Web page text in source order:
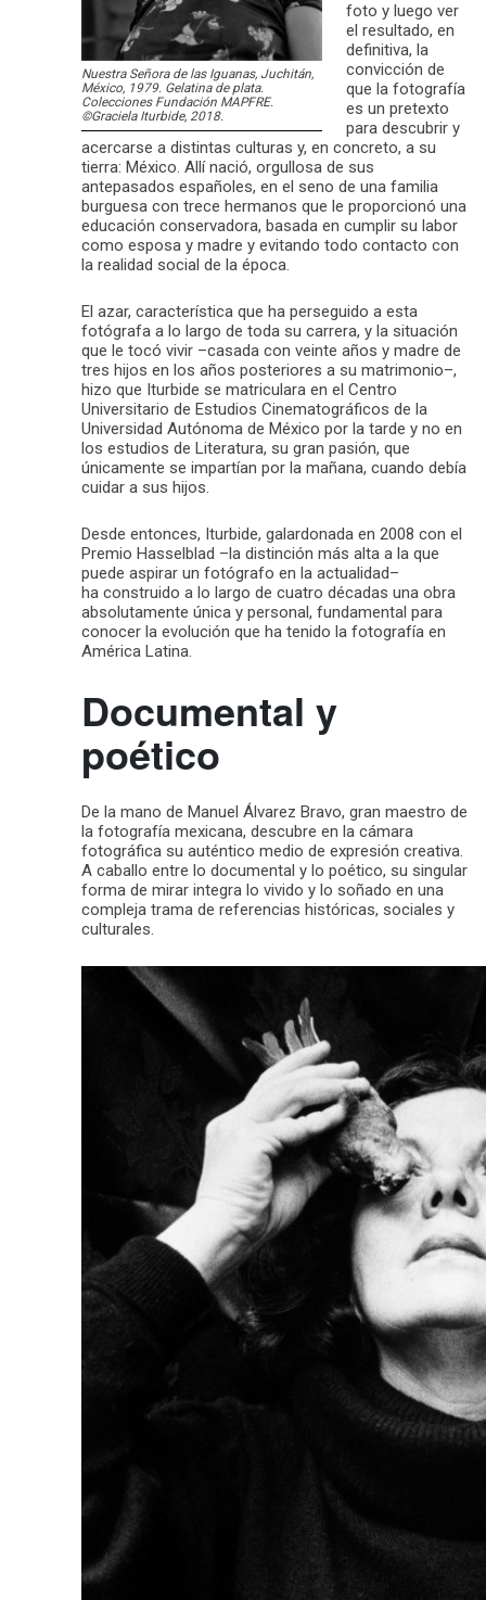
Nuestra Señora de las Iguanas, Juchitán,
México, 1979. Gelatina de plata.
Colecciones Fundación MAPFRE.
©Graciela Iturbide, 2018.
foto y luego ver
el resultado, en
definitiva, la
convicción de
que la fotografía
es un pretexto
para descubrir y
acercarse a distintas culturas y, en concreto, a su
tierra: México. Allí nació, orgullosa de sus
antepasados españoles, en el seno de una familia
burguesa con trece hermanos que le proporcionó una
educación conservadora, basada en cumplir su labor
como esposa y madre y evitando todo contacto con
la realidad social de la época.
El azar, característica que ha perseguido a esta
fotógrafa a lo largo de toda su carrera, y la situación
que le tocó vivir –casada con veinte años y madre de
tres hijos en los años posteriores a su matrimonio–,
hizo que Iturbide se matriculara en el Centro
Universitario de Estudios Cinematográficos de la
Universidad Autónoma de México por la tarde y no en
los estudios de Literatura, su gran pasión, que
únicamente se impartían por la mañana, cuando debía
cuidar a sus hijos.
Desde entonces, Iturbide, galardonada en 2008 con el
Premio Hasselblad –la distinción más alta a la que
puede aspirar un fotógrafo en la actualidad–
ha construido a lo largo de cuatro décadas una obra
absolutamente única y personal, fundamental para
conocer la evolución que ha tenido la fotografía en
América Latina.
Documental y
poético
De la mano de Manuel Álvarez Bravo, gran maestro de
la fotografía mexicana, descubre en la cámara
fotográfica su auténtico medio de expresión creativa.
A caballo entre lo documental y lo poético, su singular
forma de mirar integra lo vivido y lo soñado en una
compleja trama de referencias históricas, sociales y
culturales.